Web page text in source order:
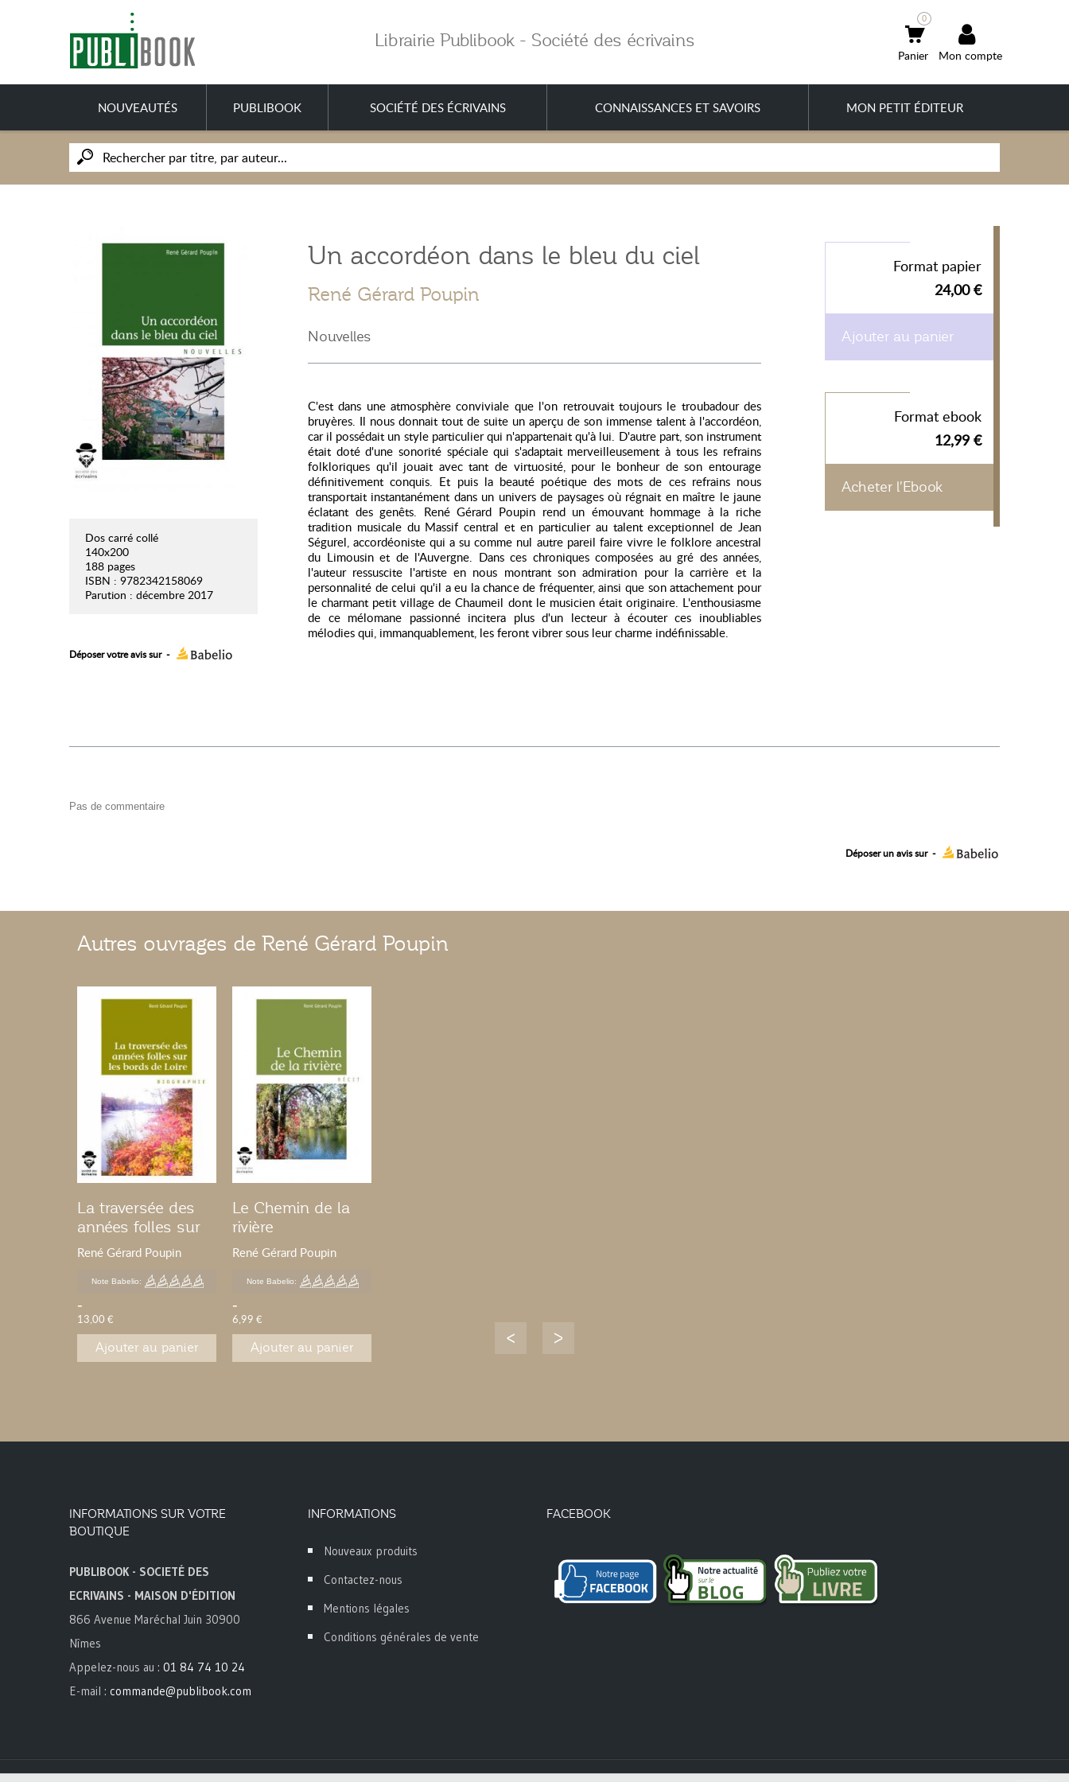
Librairie Publibook - Société des écrivains
Mon compte
0
NOUVEAUTÉS PUBLIBOOK SOCIÉTÉ DES ÉCRIVAINS CONNAISSANCES ET SAVOIRS MON PETIT ÉDITEUR
Dos carré collé
140x200
188 pages
ISBN : 9782342158069
Parution : décembre 2017
Déposer votre avis sur -
Un accordéon dans le bleu du ciel
René Gérard Poupin
Nouvelles
C'est dans une atmosphère conviviale que l'on retrouvait toujours le troubadour des
bruyères. Il nous donnait tout de suite un aperçu de son immense talent à l'accordéon,
car il possédait un style particulier qui n'appartenait qu'à lui. D'autre part, son instrument
était doté d'une sonorité spéciale qui s'adaptait merveilleusement à tous les refrains
folkloriques qu'il jouait avec tant de virtuosité, pour le bonheur de son entourage
définitivement conquis. Et puis la beauté poétique des mots de ces refrains nous
transportait instantanément dans un univers de paysages où régnait en maître le jaune
éclatant des genêts. René Gérard Poupin rend un émouvant hommage à la riche
tradition musicale du Massif central et en particulier au talent exceptionnel de Jean
Ségurel, accordéoniste qui a su comme nul autre pareil faire vivre le folklore ancestral
du Limousin et de l'Auvergne. Dans ces chroniques composées au gré des années,
l'auteur ressuscite l'artiste en nous montrant son admiration pour la carrière et la
personnalité de celui qu'il a eu la chance de fréquenter, ainsi que son attachement pour
le charmant petit village de Chaumeil dont le musicien était originaire. L'enthousiasme
de ce mélomane passionné incitera plus d'un lecteur à écouter ces inoubliables
mélodies qui, immanquablement, les feront vibrer sous leur charme indéfinissable.
Format papier
24,00 €
Ajouter au panier
Format ebook
12,99 €
Acheter l'Ebook
Pas de commentaire
Déposer un avis sur -
Autres ouvrages de René Gérard Poupin
La traversée des
années folles sur
les bords de Loire
René Gérard Poupin
Note Babelio:
-
13,00 €
Ajouter au panier
Le Chemin de la
rivière
René Gérard Poupin
Note Babelio:
-
6,99 €
Ajouter au panier
INFORMATIONS SUR VOTRE
BOUTIQUE
PUBLIBOOK - SOCIETÉ DES
ECRIVAINS - MAISON D'ÉDITION
866 Avenue Maréchal Juin 30900
Nîmes
Appelez-nous au : 01 84 74 10 24
E-mail : commande@publibook.com
INFORMATIONS
Nouveaux produits
Contactez-nous
Mentions légales
Conditions générales de vente
FACEBOOK